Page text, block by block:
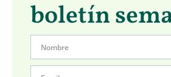
boletín